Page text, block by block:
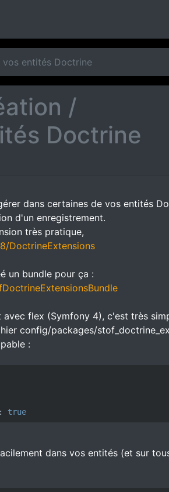
entités Doctrine
/
Doctrine
dans certaines de vos entités
d'un enregistrement.
très pratique,
DoctrineExtensions
un bundle pour ça :
flex (Symfony 4), c'est très
config/packages/
:
true
dans vos entités (et sur